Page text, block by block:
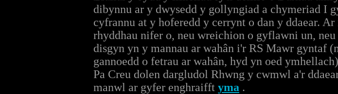
dibynnu ar y dwysedd y gollyngiad a chymeriad I
cyfrannu at y hoferedd y cerrynt o dan y ddaear.
rhyddhau nifer o, neu wreichion o gyflawni un,
disgyn yn y mannau ar wahân i'r RS Mawr gyntaf
gannoedd o fetrau ar wahân, hyd yn oed
Pa Creu dolen dargludol Rhwng y cwmwl a'r
manwl ar gyfer enghraifft yma .